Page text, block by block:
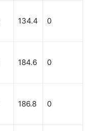
134.4 0
184.6 0
186.8 0